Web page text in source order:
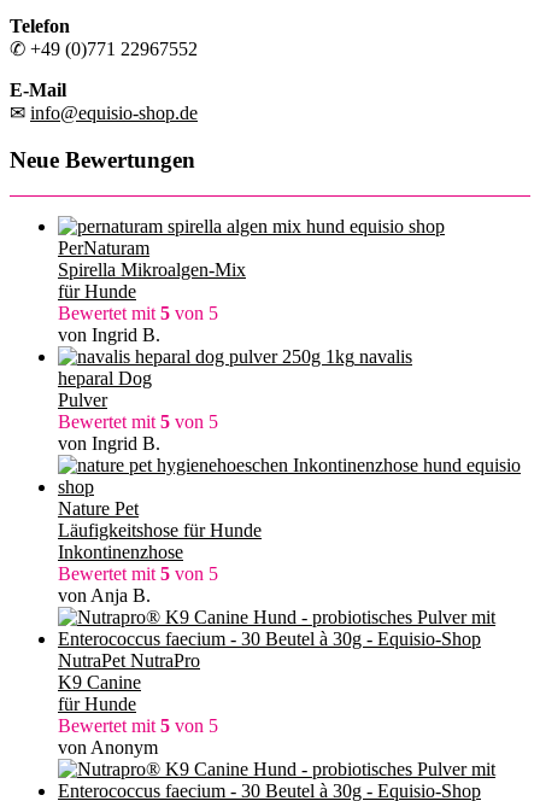
Telefon
✆ +49 (0)771 22967552
E-Mail
✉ info@equisio-shop.de
Neue Bewertungen
PerNaturam
Spirella Mikroalgen-Mix
für Hunde
Bewertet mit 5 von 5
von Ingrid B.
navalis
heparal Dog
Pulver
Bewertet mit 5 von 5
von Ingrid B.
Nature Pet
Läufigkeitshose für Hunde
Inkontinenzhose
Bewertet mit 5 von 5
von Anja B.
NutraPet NutraPro
K9 Canine
für Hunde
Bewertet mit 5 von 5
von Anonym